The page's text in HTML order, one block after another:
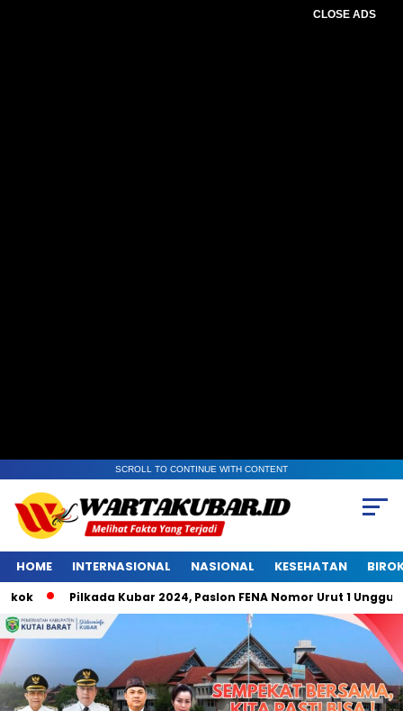
CLOSE ADS
SCROLL TO CONTINUE WITH CONTENT
HOME INTERNASIONAL NASIONAL KESEHATAN
Pilkada Kubar 2024, Paslon FENA Nomor Urut 1 Unggul di